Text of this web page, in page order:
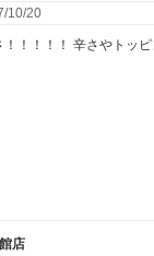
10/20
！！！！ 辛さやトッ
店